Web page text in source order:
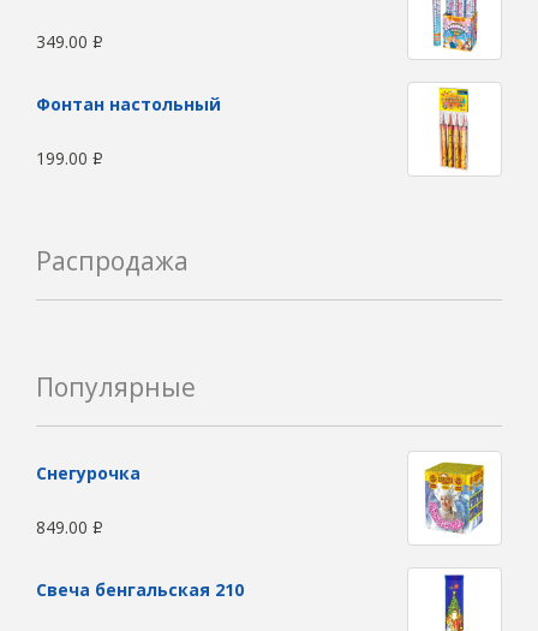
349.00 Р
Фонтан настольный
199.00 Р
Распродажа
Популярные
Снегурочка
849.00 Р
Свеча бенгальская 210